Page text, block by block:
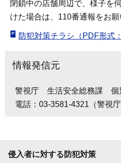
閉鎖中の店舗周辺で、様子を
けた場合は、110番通報をお願
防犯対策チラシ（PDF形式
情報発信元
警視庁 生活安全総務課 個
電話：03-3581-4321（警視庁
侵入者に対する防犯対策